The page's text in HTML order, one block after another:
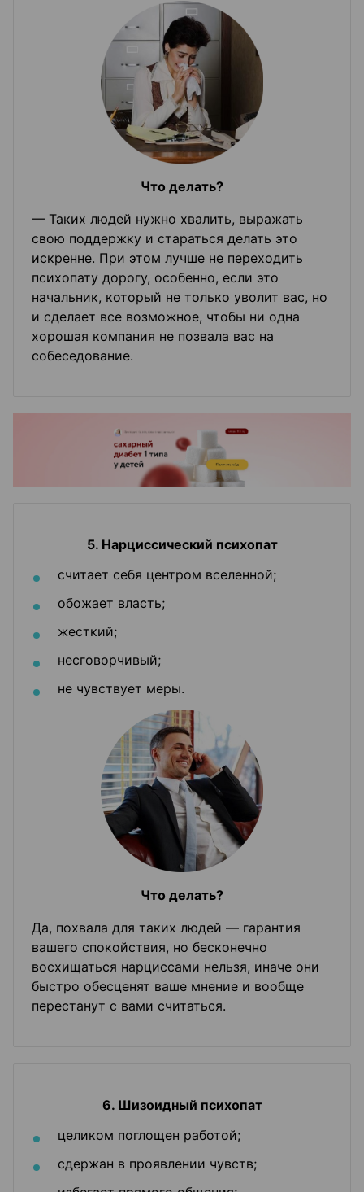
Что делать?
— Таких людей нужно хвалить, выражать
свою поддержку и стараться делать это
искренне. При этом лучше не переходить
психопату дорогу, особенно, если это
начальник, который не только уволит вас, но
и сделает все возможное, чтобы ни одна
хорошая компания не позвала вас на
собеседование.
5. Нарциссический психопат
считает себя центром вселенной;
обожает власть;
жесткий;
несговорчивый;
не чувствует меры.
Что делать?
Да, похвала для таких людей — гарантия
вашего спокойствия, но бесконечно
восхищаться нарциссами нельзя, иначе они
быстро обесценят ваше мнение и вообще
перестанут с вами считаться.
6. Шизоидный психопат
целиком поглощен работой;
сдержан в проявлении чувств;